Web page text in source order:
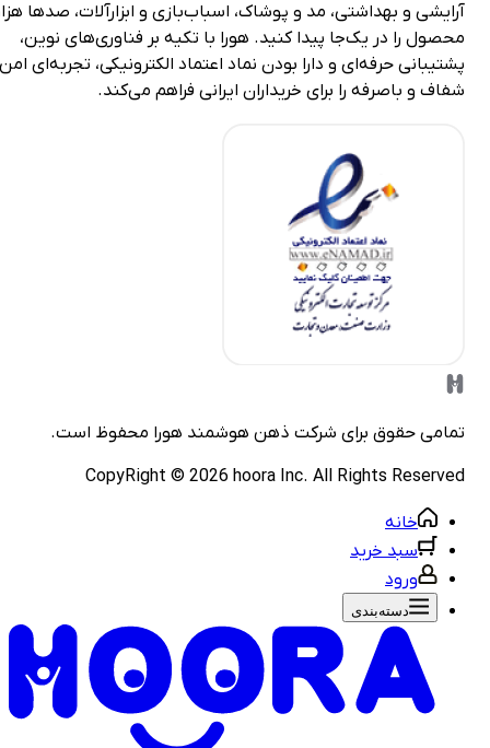
و بهداشتی، مد و پوشاک، اسباب‌بازی و ابزارآلات، صدها هزار
را در یک‌جا پیدا کنید. هورا با تکیه بر فناوری‌های نوین،
حرفه‌ای و دارا بودن نماد اعتماد الکترونیکی، تجربه‌ای امن،
و باصرفه را برای خریداران ایرانی فراهم می‌کند.
حقوق برای شرکتذهن هوشمند هورامحفوظ است.
CopyRight ©2026hoora Inc. All Rights
خانه
سبد خرید
ورود
دسته‌بندی‌